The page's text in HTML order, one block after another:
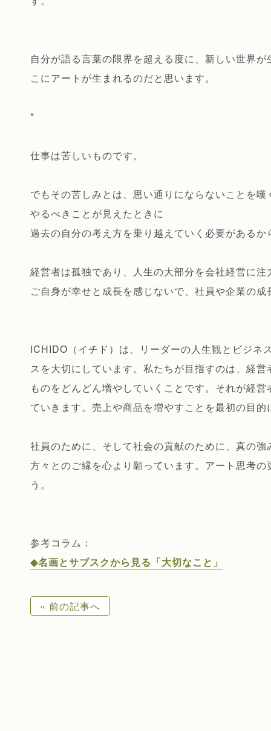
自分が語る言葉の限界を超える度に、新しい世界
こにアートが生まれるのだと思います。
*
仕事は苦しいものです。
でもその苦しみとは、思い通りにならないことを
やるべきことが見えたときに
過去の自分の考え方を乗り越えていく必要があるか
経営者は孤独であり、人生の大部分を会社経営に
ご自身が幸せと成長を感じないで、社員や企業の
ICHIDO（イチド）は、リーダーの人生観とビジネ
スを大切にしています。私たちが目指すのは、経
ものをどんどん増やしていくことです。それが経
ていきます。売上や商品を増やすことを最初の目
社員のために、そして社会の貢献のために、真の
方々とのご縁を心より願っています。アート思考
う。
参考コラム：
◆名画とサブスクから見る「大切なこと」
« 前の記事へ